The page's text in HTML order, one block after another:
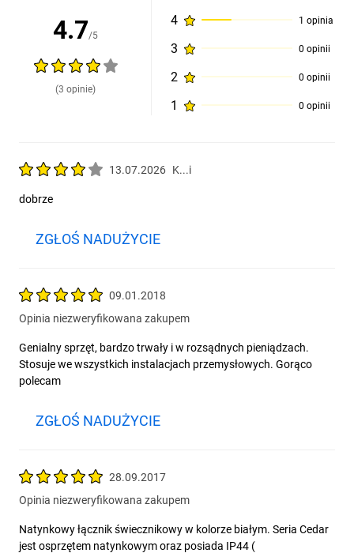
4.7/5
(3 opinie)
4 1 opinia
3 0 opinii
2 0 opinii
1 0 opinii
13.07.2026 K...i
dobrze
ZGŁOŚ NADUŻYCIE
09.01.2018
Opinia niezweryfikowana zakupem
Genialny sprzęt, bardzo trwały i w rozsądnych pieniądzach.
Stosuje we wszystkich instalacjach przemysłowych. Gorąco
polecam
ZGŁOŚ NADUŻYCIE
28.09.2017
Opinia niezweryfikowana zakupem
Natynkowy łącznik świecznikowy w kolorze białym. Seria Cedar
jest osprzętem natynkowym oraz posiada IP44 (